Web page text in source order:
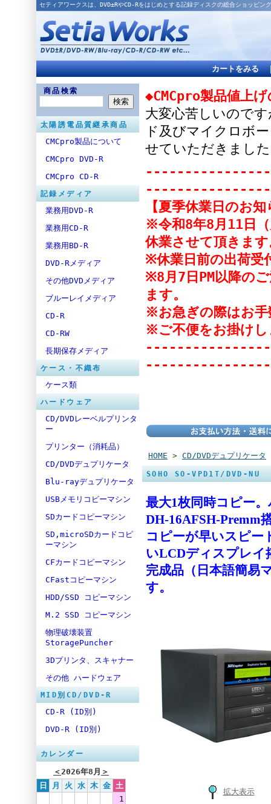
セティアワークスは、DVD±RやCD-Rをはじめとする記録ディスクの総合ショッピン
カートをみる
商品検索
太陽誘電品質継承商品
CMCpro製品について
CMCpro DVD-R
CMCpro CD-R
記録メディア
業務用DVD-R
業務用CD-R
業務用BD-R
DVD-Rメディア
その他DVDメディア
ブルーレイメディア
CD-R
CD-RW
長期保存メディア
ケース・不織布
ケース類
ハードウェア
CD/DVDレーベルプリンタ
ー
プリンター（消耗品）
CD/DVDデュプリケータ
Blu-rayデュプリケータ
USBメモリコピーマシン
SDカードコピーマシン
SD,microSDカードコピ
ーマシン
CFカードコピーマシン
CFastコピーマシン
HDD/SSD コピーマシン
M.2 SSD コピーマシン
物理破壊装置
StoragePuncher
3Dプリンタ、スキャナー
その他 ハードウェア
MID別CD/DVD-R
CD-R (ID別)
DVD-R (ID別)
カレンダー
＜2026年8月 ＞
日
月 火 水 木 金 土
1
◆CMCpro製品値上
大変心苦しいので
ド及びマイクロボ
せていただきまし
【夏季休業日のお
※令和8年8月11日
休業させて頂きま
※休業日前の出荷受
※8月7日PM以降の
ます。
※お急ぎの際はお
※ご不便をお掛けし
HOME > CD/DVDデュプリケータ
SOHO SO-VPD1T/DVD-NU
最大1枚同時コピー
DH-16AFSH-Premm
コピーが早いスピー
いLCDディスプレイ
完成品（日本語簡易
す。
拡大表示